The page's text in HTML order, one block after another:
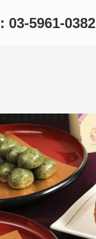
03-5961-0382